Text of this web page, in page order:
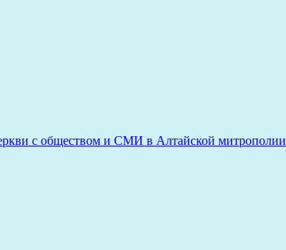
с обществом и СМИ в Алтайской митрополии